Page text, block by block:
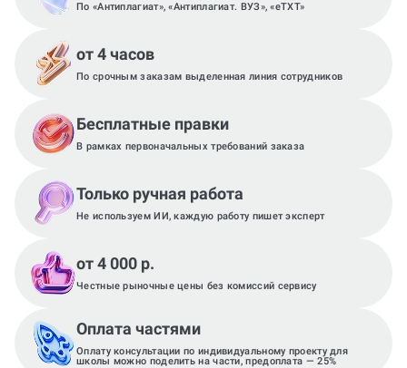
По «Антиплагиат», «Антиплагиат. ВУЗ», «eTXT»
от 4 часов
По срочным заказам выделенная линия сотрудников
Бесплатные правки
В рамках первоначальных требований заказа
Только ручная работа
Не используем ИИ, каждую работу пишет эксперт
от 4 000 р.
Честные рыночные цены без комиссий сервису
Оплата частями
Оплату консультации по индивидуальному проекту для
школы можно поделить на части, предоплата — 25%